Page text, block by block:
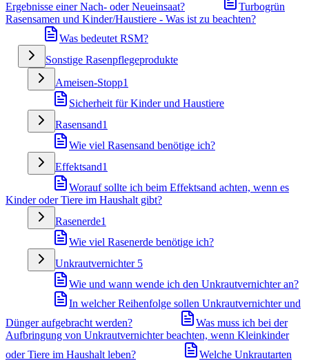
Ergebnisse einer Nach- oder Neueinsaat?
Turbogrün
Rasensamen und Kinder/Haustiere - Was ist zu beachten?
Was bedeutet RSM?
Sonstige Rasenpflegeprodukte
Ameisen-Stopp1
Sicherheit für Kinder und Haustiere
Rasensand1
Wie viel Rasensand benötige ich?
Effektsand1
Worauf sollte ich beim Effektsand achten, wenn es
Kinder oder Tiere im Haushalt gibt?
Rasenerde1
Wie viel Rasenerde benötige ich?
Unkrautvernichter 5
Wie und wann wende ich den Unkrautvernichter an?
In welcher Reihenfolge sollen Unkrautvernichter und
Dünger aufgebracht werden?
Was muss ich bei der
Aufbringung von Unkrautvernichter beachten, wenn Kleinkinder
oder Tiere im Haushalt leben?
Welche Unkrautarten